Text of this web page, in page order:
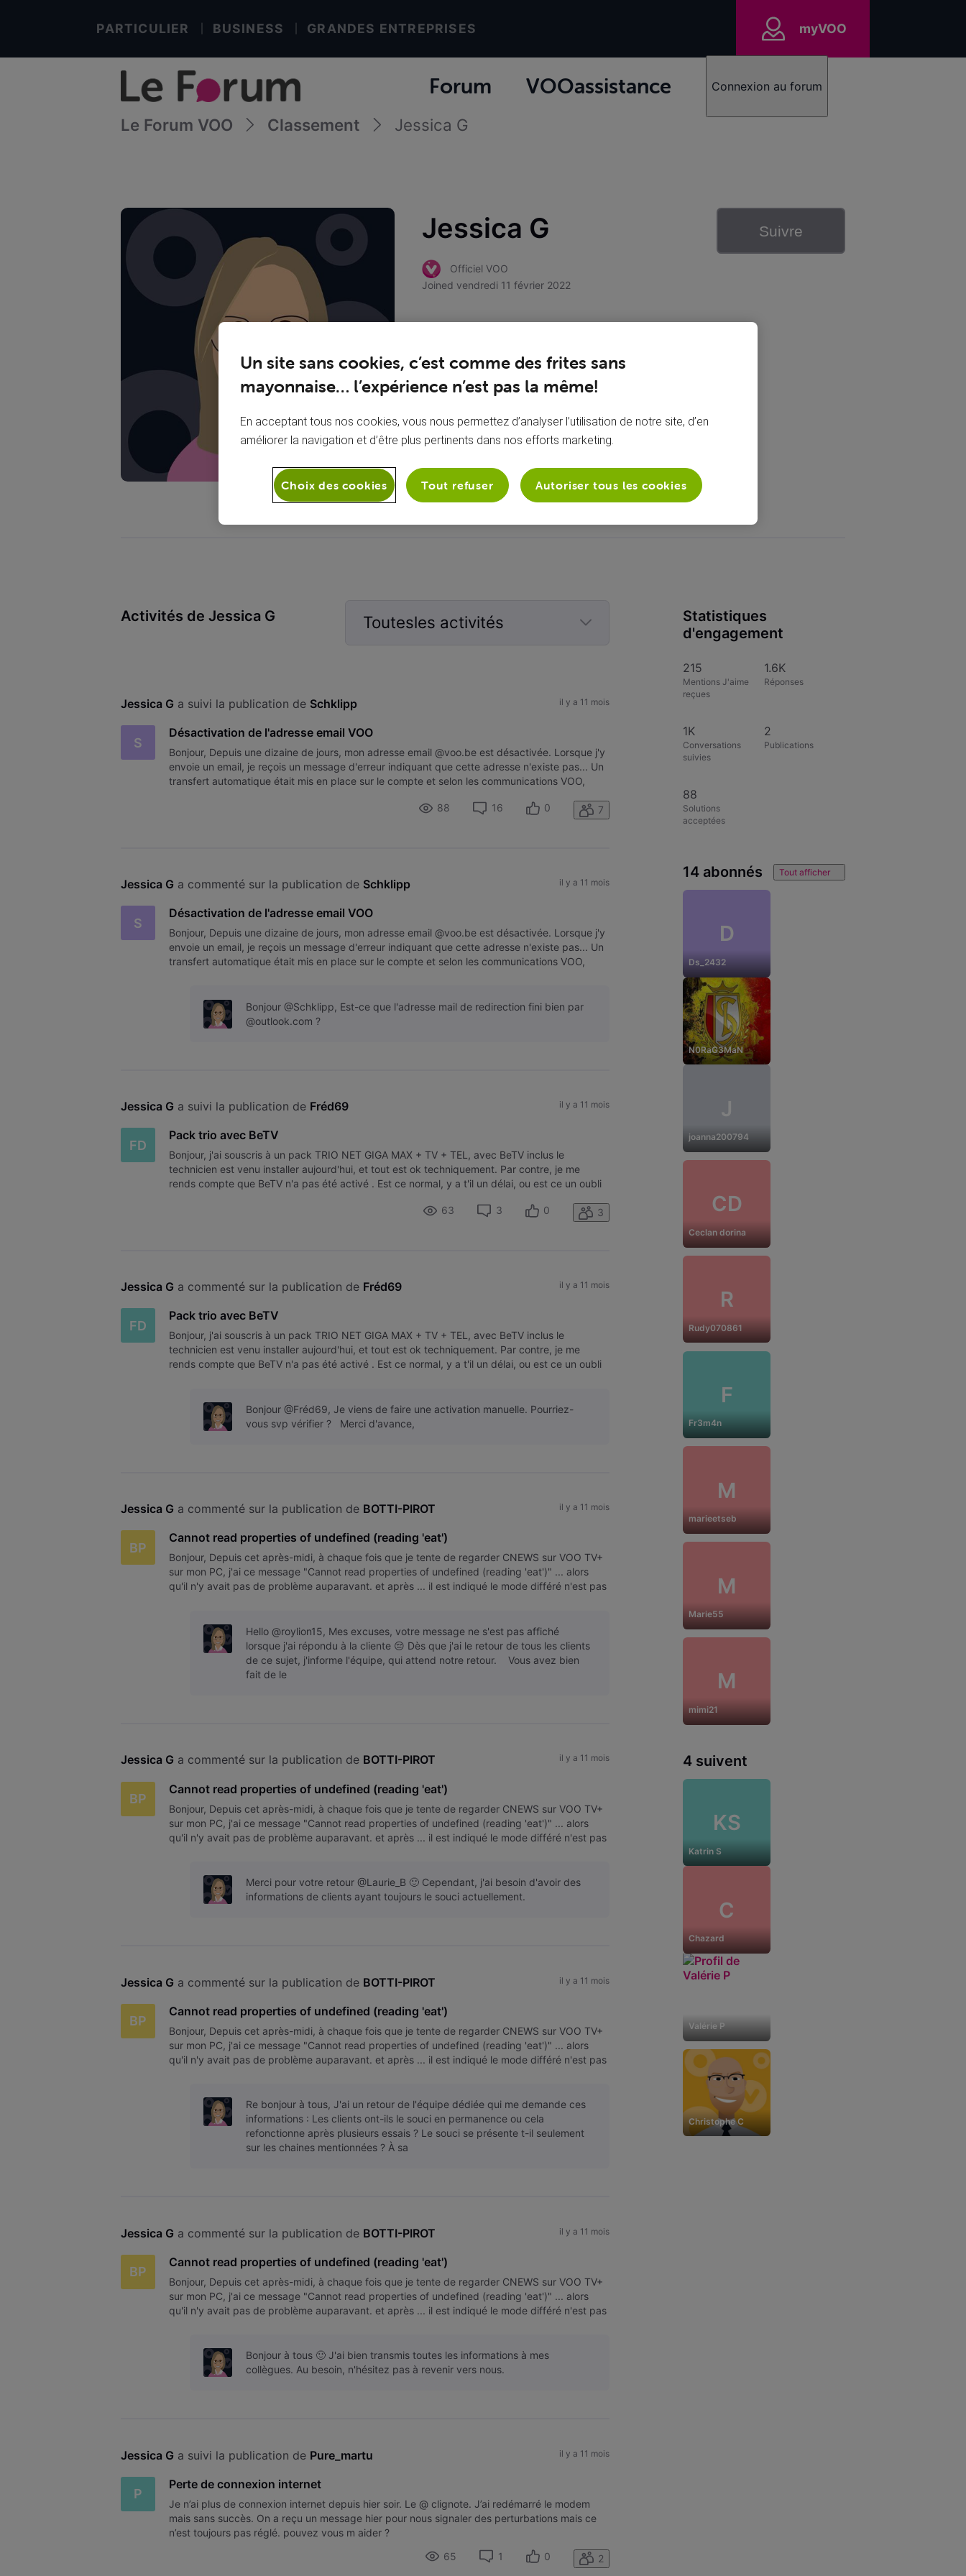
PARTICULIER BUSINESS GRANDES ENTREPRISES myVOO
Forum VOOassistance Connexion au forum
Le Forum VOO Classement Jessica G
Jessica G
Officiel VOO
Joined vendredi 11 février 2022
Suivre
Aucune bio ajoutée
Activités de Jessica G
Toutesles activités
Jessica G a suivi la publication de Schklipp il y a 11 mois
S
Désactivation de l'adresse email VOO
Bonjour, Depuis une dizaine de jours, mon adresse email @voo.be est désactivée. Lorsque j'y
envoie un email, je reçois un message d'erreur indiquant que cette adresse n'existe pas... Un
transfert automatique était mis en place sur le compte et selon les communications VOO,
88
16 0 7
Jessica G a commenté sur la publication de Schklipp il y a 11 mois
S
Désactivation de l'adresse email VOO
Bonjour, Depuis une dizaine de jours, mon adresse email @voo.be est désactivée. Lorsque j'y
envoie un email, je reçois un message d'erreur indiquant que cette adresse n'existe pas... Un
transfert automatique était mis en place sur le compte et selon les communications VOO,
Bonjour @Schklipp, Est-ce que l'adresse mail de redirection fini bien par
@outlook.com ?
Jessica G a suivi la publication de Fréd69 il y a 11 mois
FD
Pack trio avec BeTV
Bonjour, j'ai souscris à un pack TRIO NET GIGA MAX + TV + TEL, avec BeTV inclus le
technicien est venu installer aujourd'hui, et tout est ok techniquement. Par contre, je me
rends compte que BeTV n'a pas été activé . Est ce normal, y a t'il un délai, ou est ce un oubli
63
3 0 3
Jessica G a commenté sur la publication de Fréd69 il y a 11 mois
FD
Pack trio avec BeTV
Bonjour, j'ai souscris à un pack TRIO NET GIGA MAX + TV + TEL, avec BeTV inclus le
technicien est venu installer aujourd'hui, et tout est ok techniquement. Par contre, je me
rends compte que BeTV n'a pas été activé . Est ce normal, y a t'il un délai, ou est ce un oubli
Bonjour @Fréd69, Je viens de faire une activation manuelle. Pourriez-
vous svp vérifier ? Merci d'avance,
Jessica G a commenté sur la publication de BOTTI-PIROT il y a 11 mois
BP
Cannot read properties of undefined (reading 'eat')
Bonjour, Depuis cet après-midi, à chaque fois que je tente de regarder CNEWS sur VOO TV+
sur mon PC, j'ai ce message "Cannot read properties of undefined (reading 'eat')" ... alors
qu'il n'y avait pas de problème auparavant. et après ... il est indiqué le mode différé n'est pas
Hello @roylion15, Mes excuses, votre message ne s'est pas affiché
lorsque j'ai répondu à la cliente 😔 Dès que j'ai le retour de tous les clients
de ce sujet, j'informe l'équipe, qui attend notre retour. Vous avez bien
fait de le
Jessica G a commenté sur la publication de BOTTI-PIROT il y a 11 mois
BP
Cannot read properties of undefined (reading 'eat')
Bonjour, Depuis cet après-midi, à chaque fois que je tente de regarder CNEWS sur VOO TV+
sur mon PC, j'ai ce message "Cannot read properties of undefined (reading 'eat')" ... alors
qu'il n'y avait pas de problème auparavant. et après ... il est indiqué le mode différé n'est pas
Merci pour votre retour @Laurie_B 🙂 Cependant, j'ai besoin d'avoir des
informations de clients ayant toujours le souci actuellement.
Jessica G a commenté sur la publication de BOTTI-PIROT il y a 11 mois
BP
Cannot read properties of undefined (reading 'eat')
Bonjour, Depuis cet après-midi, à chaque fois que je tente de regarder CNEWS sur VOO TV+
sur mon PC, j'ai ce message "Cannot read properties of undefined (reading 'eat')" ... alors
qu'il n'y avait pas de problème auparavant. et après ... il est indiqué le mode différé n'est pas
Re bonjour à tous, J'ai un retour de l'équipe dédiée qui me demande ces
informations : Les clients ont-ils le souci en permanence ou cela
refonctionne après plusieurs essais ? Le souci se présente t-il seulement
sur les chaines mentionnées ? À sa
Jessica G a commenté sur la publication de BOTTI-PIROT il y a 11 mois
BP
Cannot read properties of undefined (reading 'eat')
Bonjour, Depuis cet après-midi, à chaque fois que je tente de regarder CNEWS sur VOO TV+
sur mon PC, j'ai ce message "Cannot read properties of undefined (reading 'eat')" ... alors
qu'il n'y avait pas de problème auparavant. et après ... il est indiqué le mode différé n'est pas
Bonjour à tous 🙂 J'ai bien transmis toutes les informations à mes
collègues. Au besoin, n'hésitez pas à revenir vers nous.
Jessica G a suivi la publication de Pure_martu il y a 11 mois
P
Perte de connexion internet
Je n’ai plus de connexion internet depuis hier soir. Le @ clignote. J’ai redémarré le modem
mais sans succès. On a reçu un message hier pour nous signaler des perturbations mais ce
n’est toujours pas réglé. pouvez vous m aider ?
65
1 0 2
Statistiques
d'engagement
215
Mentions J'aime
reçues
1.6K
Réponses
1K
Conversations
suivies
2
Publications
88
Solutions
acceptées
14 abonnés Tout afficher
D
Ds_2432
N0RaG3MaN
J
joanna200794
CD
Ceclan dorina
R
Rudy070861
F
Fr3m4n
M
marieetseb
M
Marie55
M
mimi21
4 suivent
KS
Katrin S
C
Chazard
Valérie P
Christophe C
Un site sans cookies, c’est comme des frites sans
mayonnaise… l’expérience n’est pas la même!
En acceptant tous nos cookies, vous nous permettez d’analyser l’utilisation de notre site, d’en
améliorer la navigation et d’être plus pertinents dans nos efforts marketing.
Tout refuser Autoriser tous les cookies
Choix des cookies